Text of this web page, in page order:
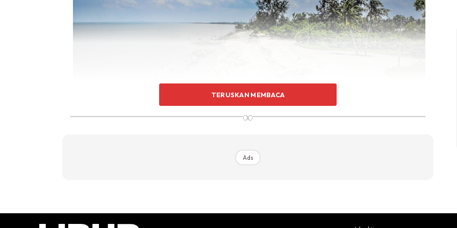
TERUSKAN MEMBACA
∞
Ads